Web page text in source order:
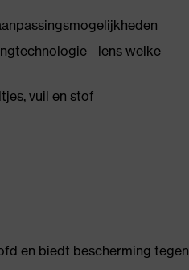
- lens welke
vuil en stof
en biedt bescherming tegen